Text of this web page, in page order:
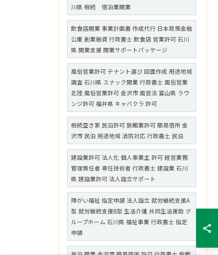
川県 相続 宿泊業開業
飲食店開業 事業計画書 作成代行 日本政策金融
公庫 創業融資 行政書士 飲食店 営業許可 石川
県 開業支援 開業サポートパッケージ
風俗営業許可 テナント選び 図面作成 用途地域
調査 石川県 スナック開業 行政書士 風俗営業
北陸 風俗営業許可 金沢市 風営法 富山県 ラウ
ンジ許可 福井県 キャバクラ 許可
相続空き家 民泊許可 旅館業許可 簡易宿所 金
沢市 民泊 用途地域 消防対応 行政書士 民泊
建設業許可 法人化 個人事業主 許可 経営業務
管理責任者 専任技術者 行政書士 建設業 石川
県 建設業許可 法人設立サポート
障がい福祉 指定申請 法人設立 就労継続支援A
型 就労継続支援B型 生活介護 共同生活援助 グ
ループホーム 石川県 福祉事業 行政書士 指定
申請